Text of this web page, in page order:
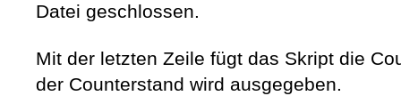
Datei geschlossen.
Mit der letzten Zeile fügt das Skript die
der Counterstand wird ausgegeben.